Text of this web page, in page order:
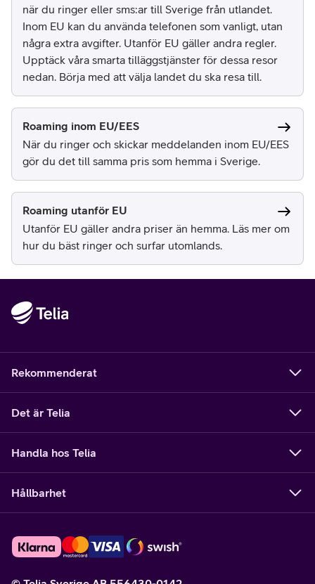
när du ringer eller sms:ar till Sverige från utlandet.
Inom EU kan du använda telefonen som vanligt, utan
några extra avgifter. Utanför EU gäller andra regler.
Upptäck våra smarta tilläggstjänster för dessa resor
nedan. Börja med att välja landet du ska resa till.
Roaming inom EU/EES
När du ringer och skickar meddelanden inom EU/EES
gör du det till samma pris som hemma i Sverige.
Roaming utanför EU
Utanför EU gäller andra priser än hemma. Läs mer om
hur du bäst ringer och surfar utomlands.
Rekommenderat
Det är Telia
Handla hos Telia
Hållbarhet